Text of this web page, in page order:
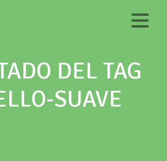
DEL TAG
SUAVE